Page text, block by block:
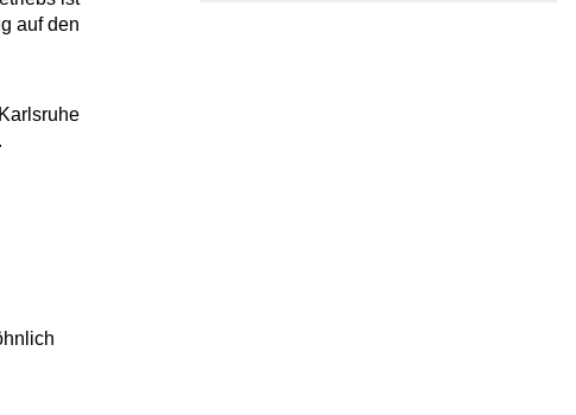
auf den